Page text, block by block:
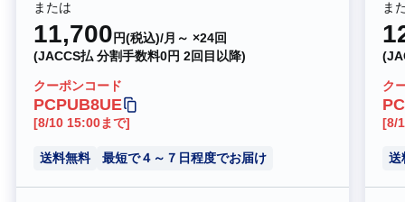
または
11,700 円(税込)/月～ ×24回
(JACCS払 分割手数料0円 2回目以降)
クーポンコード
PCPUB8UE
[8/10 15:00まで]
送料無料 最短で４～７日程度でお届け
ま
ク
[8/
送